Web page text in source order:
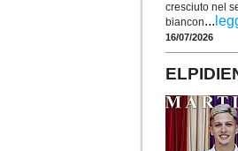
cresciuto nel
biancon...
16/07/2026